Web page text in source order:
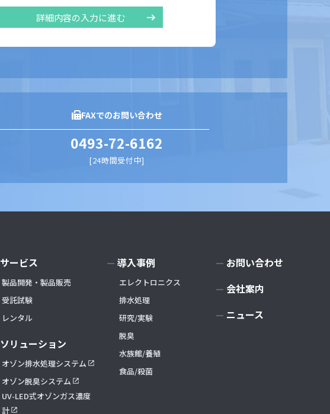
詳細内容の入力に進む
FAXでのお問い合わせ
0493-72-6162
[24時間受付中]
サービス
製品開発・製品販売
受託試験
レンタル
ソリューション
オゾン排水処理システム
オゾン脱臭システム
UV-LED式オゾンガス濃度
計
導入事例
エレクトロニクス
排水処理
研究/実験
脱臭
水族館/養殖
食品/殺菌
お問い合わせ
会社案内
ニュース